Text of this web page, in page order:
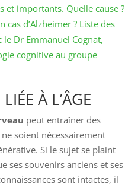
importants. Quelle cause ?
cas d’Alzheimer ? Liste des
Dr Emmanuel Cognat,
cognitive au groupe
À L’ÂGE
peut entraîner des
soient nécessairement
Si le sujet se plaint
ses souvenirs anciens et ses
sont intactes, il